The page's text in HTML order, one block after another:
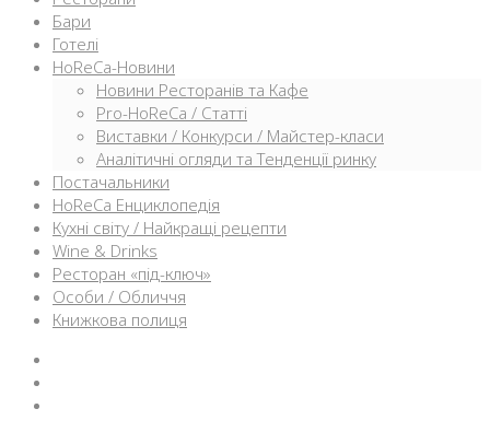
Бари
Готелі
HoReCa-Новини
Новини Ресторанів та Кафе
Pro-HoReCa / Статті
Виставки / Конкурси / Майстер-класи
Аналітичні огляди та Тенденції ринку
Постачальники
HoReCa Енциклопедія
Кухні світу / Найкращі рецепти
Wine & Drinks
Ресторан «під-ключ»
Особи / Обличчя
Книжкова полиця